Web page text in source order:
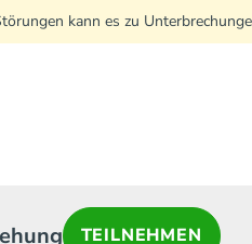
kann es zu
TEILNEHMEN